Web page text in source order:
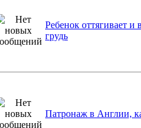
Ребенок оттягивает и
грудь
Патронаж в Англии,